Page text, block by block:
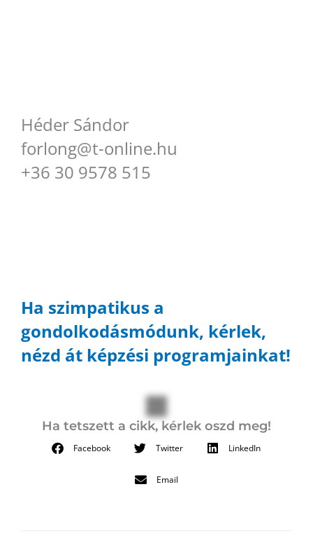
Héder Sándor
forlong@t-online.hu
+36 30 9578 515
Ha szimpatikus a
gondolkodásmódunk, kérlek,
nézd át képzési programjainkat!
Ha tetszett a cikk, kérlek oszd meg!
Facebook Twitter LinkedIn
Email